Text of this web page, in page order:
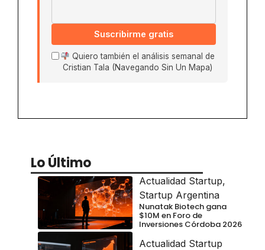
Suscribirme gratis
Quiero también el análisis semanal de
Cristian Tala (Navegando Sin Un Mapa)
Lo Último
Actualidad Startup,
Startup Argentina
Nunatak Biotech gana
$10M en Foro de
Inversiones Córdoba 2026
Actualidad Startup